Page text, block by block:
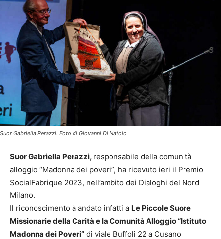
Suor Gabriella Perazzi. Foto di Giovanni Di Natolo
Suor Gabriella Perazzi, responsabile della comunità
alloggio “Madonna dei poveri”, ha ricevuto ieri il Premio
SocialFabrique 2023, nell’ambito dei Dialoghi del Nord
Milano.
Il riconoscimento à andato infatti a Le Piccole Suore
Missionarie della Carità e la Comunità Alloggio “Istituto
Madonna dei Poveri” di viale Buffoli 22 a Cusano